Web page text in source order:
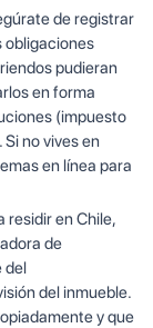
de registrar
obligaciones
pudieran
en forma
(impuesto
no vives en
en línea para
residir en Chile,
de
del
del inmueble.
y que